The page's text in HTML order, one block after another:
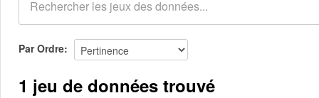
Demandes 0
À propos
Par Ordre
1 jeu de données trouvé